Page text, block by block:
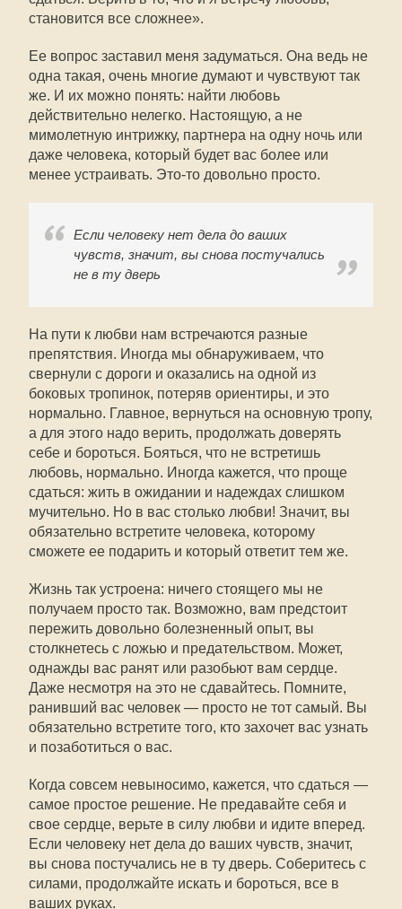
становится все сложнее».
Ее вопрос заставил меня задуматься. Она ведь не
одна такая, очень многие думают и чувствуют так
же. И их можно понять: найти любовь
действительно нелегко. Настоящую, а не
мимолетную интрижку, партнера на одну ночь или
даже человека, который будет вас более или
менее устраивать. Это-то довольно просто.
Если человеку нет дела до ваших
чувств, значит, вы снова постучались
не в ту дверь
На пути к любви нам встречаются разные
препятствия. Иногда мы обнаруживаем, что
свернули с дороги и оказались на одной из
боковых тропинок, потеряв ориентиры, и это
нормально. Главное, вернуться на основную тропу,
а для этого надо верить, продолжать доверять
себе и бороться. Бояться, что не встретишь
любовь, нормально. Иногда кажется, что проще
сдаться: жить в ожидании и надеждах слишком
мучительно. Но в вас столько любви! Значит, вы
обязательно встретите человека, которому
сможете ее подарить и который ответит тем же.
Жизнь так устроена: ничего стоящего мы не
получаем просто так. Возможно, вам предстоит
пережить довольно болезненный опыт, вы
столкнетесь с ложью и предательством. Может,
однажды вас ранят или разобьют вам сердце.
Даже несмотря на это не сдавайтесь. Помните,
ранивший вас человек — просто не тот самый. Вы
обязательно встретите того, кто захочет вас узнать
и позаботиться о вас.
Когда совсем невыносимо, кажется, что сдаться —
самое простое решение. Не предавайте себя и
свое сердце, верьте в силу любви и идите вперед.
Если человеку нет дела до ваших чувств, значит,
вы снова постучались не в ту дверь. Соберитесь с
силами, продолжайте искать и бороться, все в
ваших руках.